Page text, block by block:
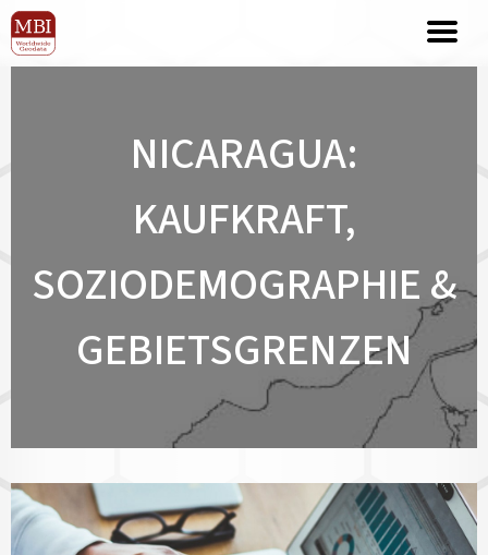
NICARAGUA:
KAUFKRAFT,
SOZIODEMOGRAPHIE &
GEBIETSGRENZEN